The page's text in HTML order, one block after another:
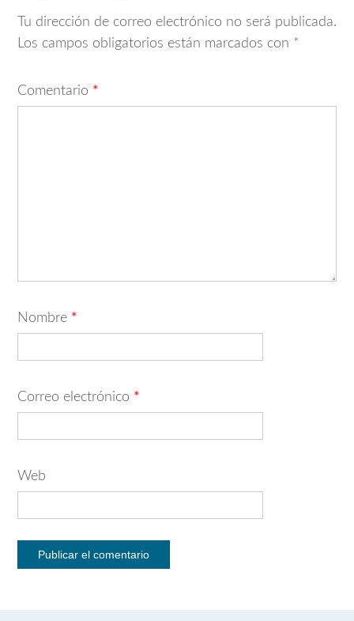
Tu dirección de correo electrónico no será publicada.
Los campos obligatorios están marcados con *
Comentario *
Nombre *
Correo electrónico *
Web